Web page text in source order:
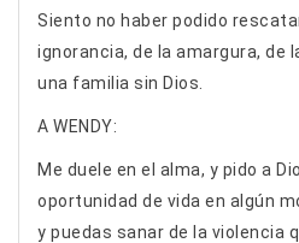
Siento no haber podido
ignorancia, de la amargura, de
una familia sin Dios.
A WENDY:
Me duele en el alma, y pido a
oportunidad de vida en algún
y puedas sanar de la violencia